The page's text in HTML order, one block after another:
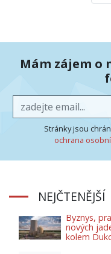
Mám zájem o
Stránky jsou
ochrana
NEJČTENĚJŠÍ
Byznys,
nových
kolem